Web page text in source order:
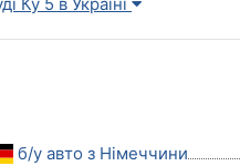
б/у авто з Німеччини